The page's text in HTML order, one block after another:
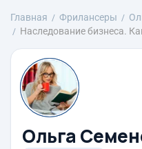
Главная Фрилансеры
Наследование бизнеса.
Ольга